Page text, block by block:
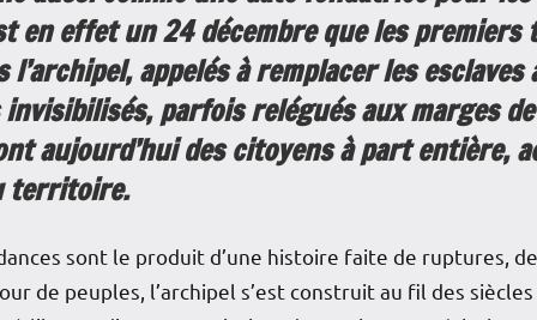
en effet un 24 décembre que les
l’archipel, appelés à remplacer les
parfois relégués aux marges
aujourd’hui des citoyens à part entière,
territoire.
sont le produit d’une histoire faite de ruptures,
de peuples, l’archipel s’est construit au fil des